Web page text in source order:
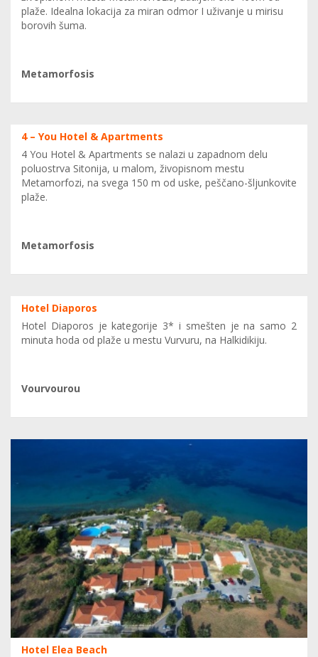
plaže. Idealna lokacija za miran odmor I uživanje u mirisu
borovih šuma.
Metamorfosis
4 – You Hotel & Apartments
4 You Hotel & Apartments se nalazi u zapadnom delu
poluostrva Sitonija, u malom, živopisnom mestu
Metamorfozi, na svega 150 m od uske, peščano-šljunkovite
plaže.
Metamorfosis
Hotel Diaporos
Hotel Diaporos je kategorije 3* i smešten je na samo 2
minuta hoda od plaže u mestu Vurvuru, na Halkidikiju.
Vourvourou
Hotel Elea Beach